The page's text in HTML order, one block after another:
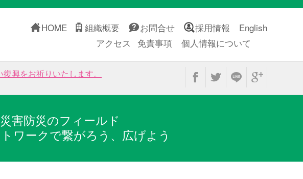
HOME 組織概要 お問合せ 採用情報
English
アクセス
免責事項 個人情報について
興をお祈りいたします。
害防災のフィールド
ワークで繋がろう、広げよう